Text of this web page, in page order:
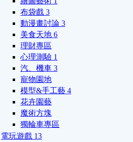
布袋戲 3
動漫畫討論 3
美食天地 6
理財專區
心理測驗 1
汽、機車 3
寵物園地
模型&手工藝 4
花卉園藝
魔術方塊
獨輪車專區
電玩遊戲 13